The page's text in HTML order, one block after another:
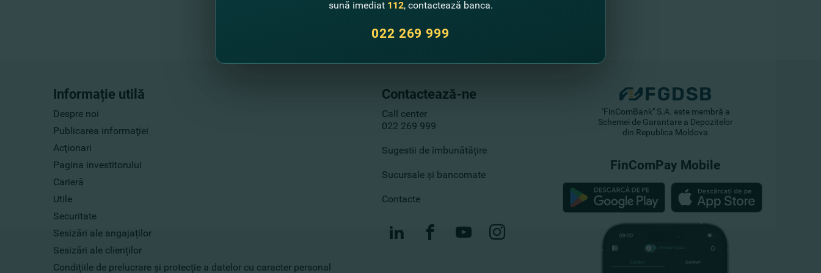
Informație utilă
Despre noi
Publicarea informaţiei
Acţionari
Pagina investitorului
Carieră
Utile
Securitate
Sesizări ale angajaților
Sesizări ale clienților
Condițiile de prelucrare și protecție a datelor cu caracter personal
Contactează-ne
Call center
022 269 999
Sugestii de îmbunătățire
Sucursale și bancomate
Contacte
"FinComBank" S.A. este membră a
Schemei de Garantare a Depozitelor
din Republica Moldova
FinComPay Mobile
sună imediat 112, contactează banca.
022 269 999